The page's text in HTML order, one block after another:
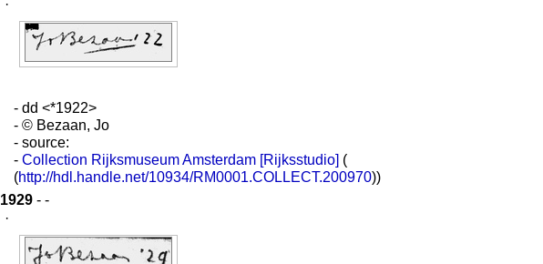
·
- dd <*1922>
- © Bezaan, Jo
- source:
- Collection Rijksmuseum Amsterdam [Rijksstudio] (
(http://hdl.handle.net/10934/RM0001.COLLECT.200970))
1929 - -
·